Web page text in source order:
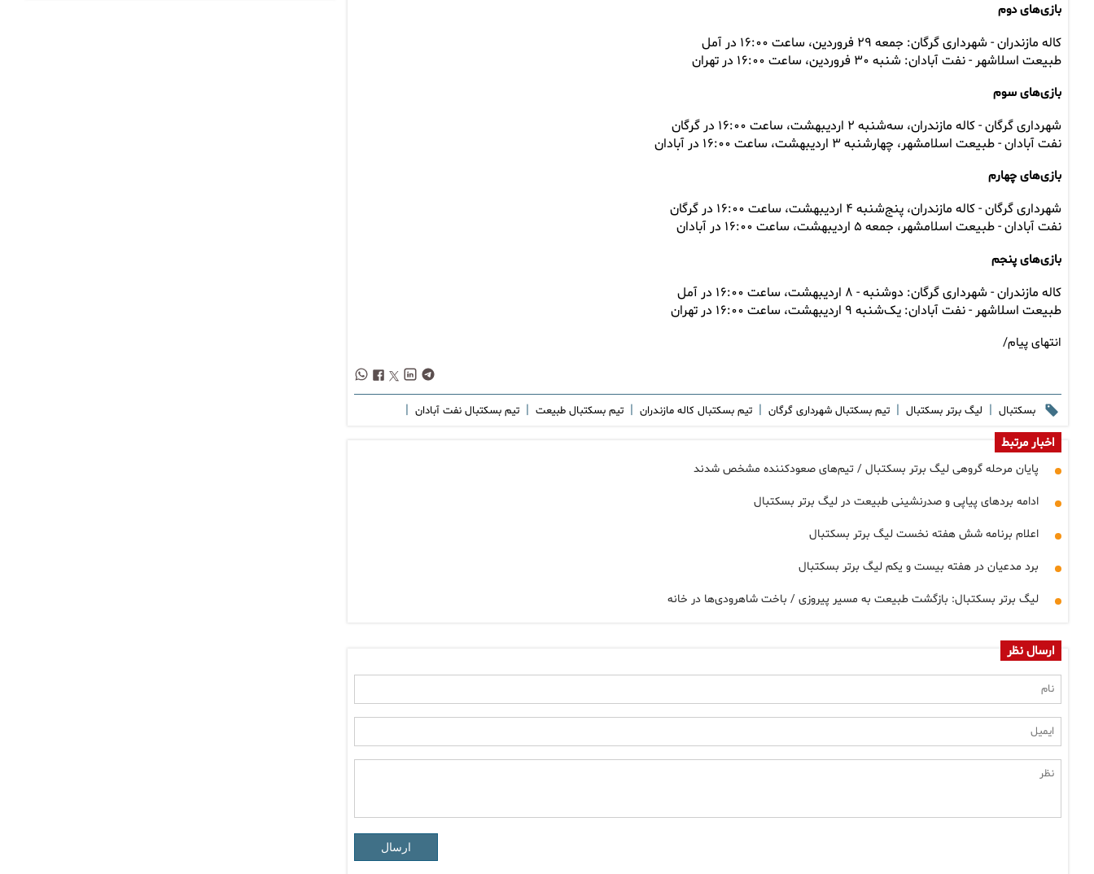
بازی‌های دوم
کاله مازندران - شهرداری گرگان: جمعه ۲۹ فروردین، ساعت ۱۶:۰۰ در آمل
طبیعت اسلاشهر - نفت آبادان: شنبه ۳۰ فروردین، ساعت ۱۶:۰۰ در تهران
بازی‌های سوم
شهرداری گرگان - کاله مازندران، سه‌شنبه ۲ اردیبهشت، ساعت ۱۶:۰۰ در گرگان
نفت آبادان - طبیعت اسلامشهر، چهارشنبه ۳ اردیبهشت، ساعت ۱۶:۰۰ در آبادان
بازی‌های چهارم
شهرداری گرگان - کاله مازندران، پنج‌شنبه ۴ اردیبهشت، ساعت ۱۶:۰۰ در گرگان
نفت آبادان - طبیعت اسلامشهر، جمعه ۵ اردیبهشت، ساعت ۱۶:۰۰ در آبادان
بازی‌های پنجم
کاله مازندران - شهرداری گرگان: دوشنبه - ۸ اردیبهشت، ساعت ۱۶:۰۰ در آمل
طبیعت اسلاشهر - نفت آبادان: یک‌شنبه ۹ اردیبهشت، ساعت ۱۶:۰۰ در تهران
انتهای پیام/
بسکتبال | لیگ برتر بسکتبال | تیم بسکتبال شهرداری گرگان | تیم بسکتبال کاله مازندران | تیم بسکتبال طبیعت | تیم بسکتبال نفت آبادان |
اخبار مرتبط
پایان مرحله گروهی لیگ برتر بسکتبال / تیم‌های صعودکننده مشخص شدند
ادامه بردهای پیاپی و صدرنشینی طبیعت در لیگ برتر بسکتبال
اعلام برنامه شش هفته نخست لیگ برتر بسکتبال
برد مدعیان در هفته بیست و یکم لیگ برتر بسکتبال
لیگ برتر بسکتبال: بازگشت طبیعت به مسیر پیروزی / باخت شاهرودی‌ها در خانه
ارسال نظر
ارسال